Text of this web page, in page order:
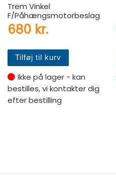
Trem Vinkel
F/Påhængsmotorbeslag
680 kr.
Tilføj til kurv
Ikke på lager - kan
bestilles, vi kontakter dig
efter bestilling